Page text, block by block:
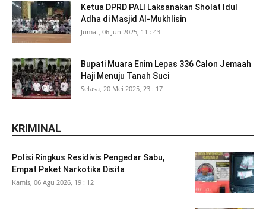
Ketua DPRD PALI Laksanakan Sholat Idul
Adha di Masjid Al-Mukhlisin
Jumat, 06 Jun 2025, 11 : 43
Bupati Muara Enim Lepas 336 Calon Jemaah
Haji Menuju Tanah Suci
Selasa, 20 Mei 2025, 23 : 17
KRIMINAL
Polisi Ringkus Residivis Pengedar Sabu,
Empat Paket Narkotika Disita
Kamis, 06 Agu 2026, 19 : 12